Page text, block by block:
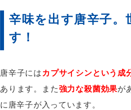
辛味を出す唐辛子
す！
唐辛子には カプサイシンという成
あります。また強力な殺菌効果が
に唐辛子が入っています。